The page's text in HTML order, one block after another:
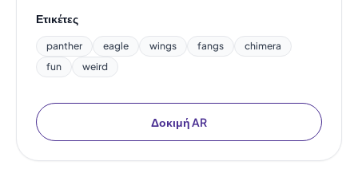
Ετικέτες
panther eagle wings fangs
chimera
fun
weird
Δοκιμή AR